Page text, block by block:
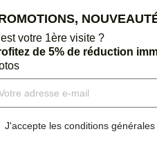
votre 1ère visite ?
de 5% de réduction
J'accepte les conditions